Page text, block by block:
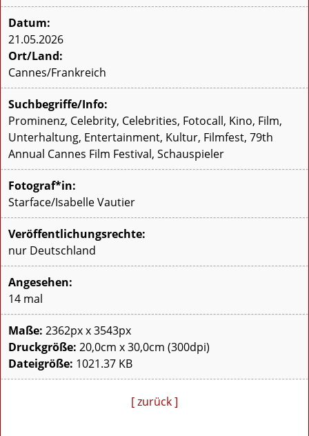
Datum:
21.05.2026
Ort/Land:
Cannes/Frankreich
Suchbegriffe/Info:
Prominenz, Celebrity, Celebrities, Fotocall, Kino, Film,
Unterhaltung, Entertainment, Kultur, Filmfest, 79th
Annual Cannes Film Festival, Schauspieler
Fotograf*in:
Starface/Isabelle Vautier
Veröffentlichungsrechte:
nur Deutschland
Angesehen:
14 mal
Maße: 2362px x 3543px
Druckgröße: 20,0cm x 30,0cm (300dpi)
Dateigröße: 1021.37 KB
[ zurück ]